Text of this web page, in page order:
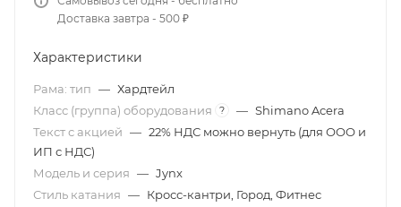
Доставка завтра - 500 ₽
Характеристики
Рама: тип — Хардтейл
Класс (группа) оборудования
? — Shimano Acera
Текст с акцией — 22% НДС можно вернуть (для ООО и
ИП с НДС)
Модель и серия — Jynx
Стиль катания — Кросс-кантри, Город, Фитнес